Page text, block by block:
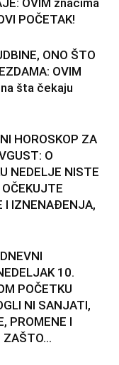
OVIM znacima
POČETAK!
ONO ŠTO
OVIM
šta čekaju
HOROSKOP ZA
O
NEDELJE NISTE
I IZNENAĐENJA,
10.
POČETKU
NI SANJATI,
PROMENE I